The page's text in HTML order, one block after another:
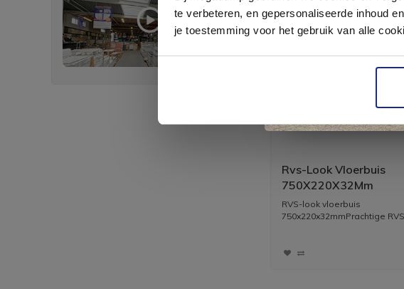
te verbeteren, en gepersonaliseerde inhoud
je toestemming voor het gebruik van alle
Rvs-Look Vloerbuis
750X220X32Mm
RVS-look vloerbuis
750x220x32mmPrachtige
& sanitair